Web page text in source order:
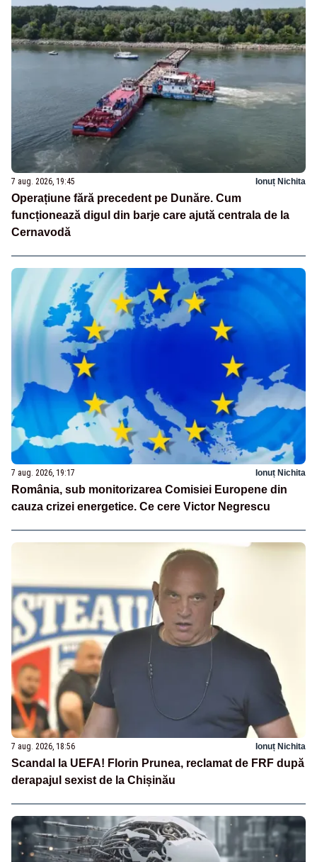
7 aug. 2026, 19:45 Ionuț Nichita
Operațiune fără precedent pe Dunăre. Cum
funcționează digul din barje care ajută centrala de la
Cernavodă
7 aug. 2026, 19:17 Ionuț Nichita
România, sub monitorizarea Comisiei Europene din
cauza crizei energetice. Ce cere Victor Negrescu
7 aug. 2026, 18:56 Ionuț Nichita
Scandal la UEFA! Florin Prunea, reclamat de FRF după
derapajul sexist de la Chișinău